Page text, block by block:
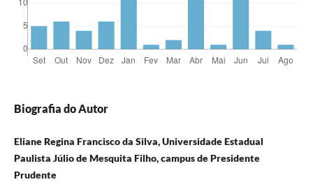
Biografia do Autor
Eliane Regina Francisco da Silva, Universidade Estadual
Paulista Júlio de Mesquita Filho, campus de Presidente
Prudente